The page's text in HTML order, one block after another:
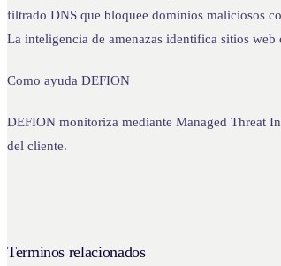
filtrado DNS que bloquee dominios maliciosos
La inteligencia de amenazas identifica sitios web
Como ayuda DEFION
DEFION monitoriza mediante Managed Threat
del cliente.
Terminos relacionados